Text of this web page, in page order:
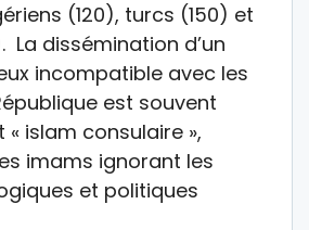
(120), turcs (150) et
dissémination d’un
incompatible avec les
est souvent
islam consulaire »,
imams ignorant les
et politiques